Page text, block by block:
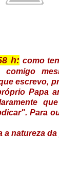
h: como
comigo
escrevo,
Papa
Para
a natureza